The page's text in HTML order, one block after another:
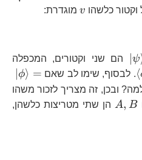
וקטור כלשהו vמוגדרת:
ψ
הם שני וקטורים, המכפלה
⟨. לבסוף, שימו לב שאם ∣ϕ⟩ =
ובכן, זה מצריך לזכור משהו
A, B
הן שתי מטריצות כלשהן,